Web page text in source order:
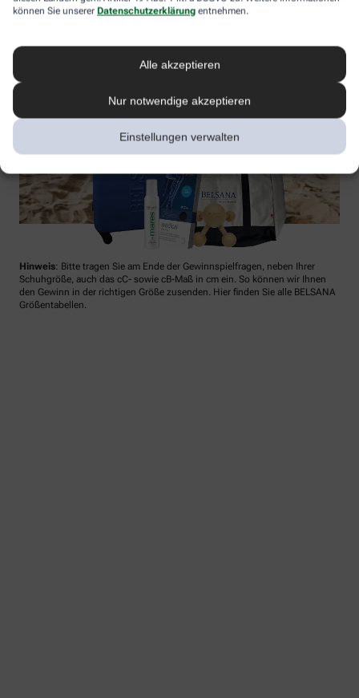
können Sie unserer Datenschutzerklärung entnehmen.
Alle akzeptieren
Nur notwendige akzeptieren
Einstellungen verwalten
Hinweis: Bitte tragen Sie am Ende der Gewinnspielfragen, neben Ihrer
Schuhgröße, auch das cC- sowie cB-Maß in cm ein. So können wir Ihnen
den Gewinn in der richtigen Größe zusenden. Hier finden Sie alle BELSANA
Größentabellen.